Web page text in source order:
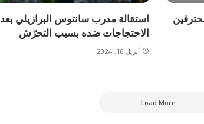
استقالة مدرب سانتوس البرازيلي بعد
الاحتجاجات ضده بسبب التحرّش
أبريل 16, 2024
Load More